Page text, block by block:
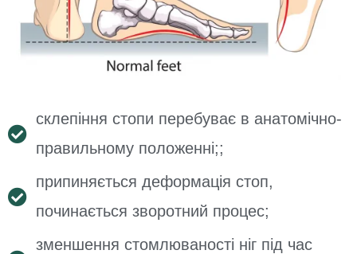
склепіння стопи перебуває в анатомічно-
правильному положенні;;
припиняється деформація стоп,
починається зворотний процес;
зменшення стомлюваності ніг під час